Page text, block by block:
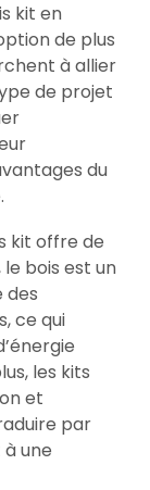
kit en
de plus
à allier
de projet
du
kit offre de
bois est un
des
ce qui
les kits
et
par
une